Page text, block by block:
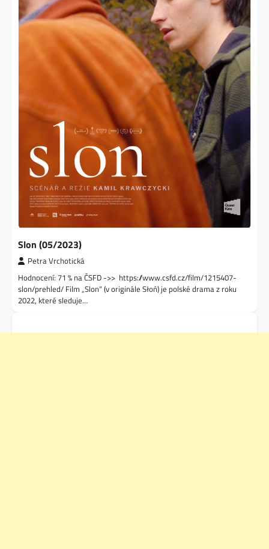
Slon (05/2023)
Petra Vrchotická
Hodnocení: 71 % na ČSFD ->> https://www.csfd.cz/film/1215407-
slon/prehled/ Film „Slon“ (v originále Słoń) je polské drama z roku
2022, které sleduje…